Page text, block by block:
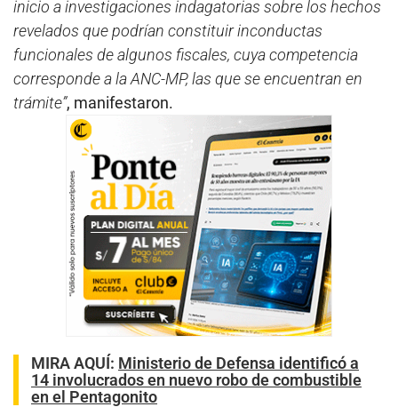
inicio a investigaciones indagatorias sobre los hechos
revelados que podrían constituir inconductas
funcionales de algunos fiscales, cuya competencia
corresponde a la ANC-MP, las que se encuentran en
trámite”, manifestaron.
MIRA AQUÍ: Ministerio de Defensa identificó a
14 involucrados en nuevo robo de combustible
en el Pentagonito